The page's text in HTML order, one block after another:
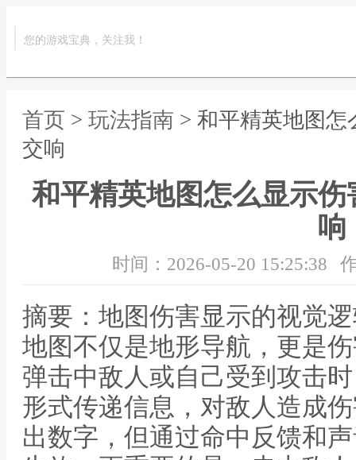
您的游戏宝典，关注我！
首页 > 玩法指南 > 和平精英地图
交响
和平精英地图怎么显示
响
时间：2026-05-20 15:25:38
摘要：地图伤害显示的视觉
地图不仅是地形导航，更是
弹击中敌人或自己受到攻击
形式传递信息，对敌人造成
出数字，但通过命中反馈和